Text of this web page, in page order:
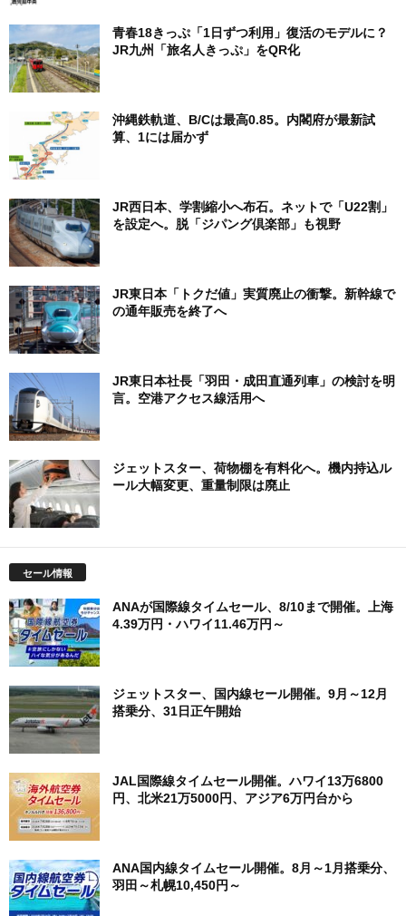
青春18きっぷ「1日ずつ利用」復活のモデルに？
JR九州「旅名人きっぷ」をQR化
沖縄鉄軌道、B/Cは最高0.85。内閣府が最新試
算、1には届かず
JR西日本、学割縮小へ布石。ネットで「U22割」
を設定へ。脱「ジパング倶楽部」も視野
JR東日本「トクだ値」実質廃止の衝撃。新幹線で
の通年販売を終了へ
JR東日本社長「羽田・成田直通列車」の検討を明
言。空港アクセス線活用へ
ジェットスター、荷物棚を有料化へ。機内持込ル
ール大幅変更、重量制限は廃止
セール情報
ANAが国際線タイムセール、8/10まで開催。上海
4.39万円・ハワイ11.46万円～
ジェットスター、国内線セール開催。9月～12月
搭乗分、31日正午開始
JAL国際線タイムセール開催。ハワイ13万6800
円、北米21万5000円、アジア6万円台から
ANA国内線タイムセール開催。8月～1月搭乗分、
羽田～札幌10,450円～